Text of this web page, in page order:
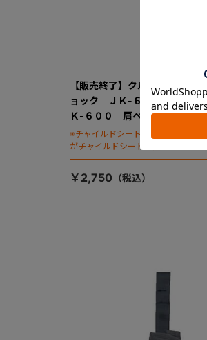
【販売終了】クルムーヴスマー
ョック ＪＫ-６００／ＩＳＯ
Ｋ-６００ 肩ベルトカバー左
※チャイルドシート本体正面から見て
がチャイルドシートに座った状態で
ます）
￥2,750